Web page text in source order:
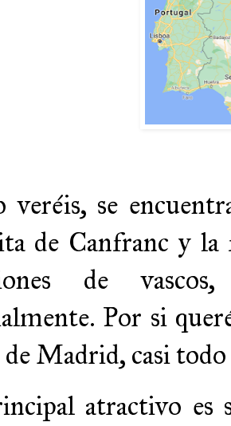
veréis, se
de Canfranc y
de
Por si
de Madrid, casi
atractivo es